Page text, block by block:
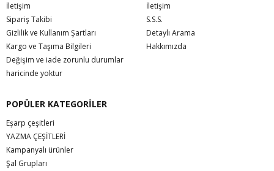
İletişim
Sipariş Takibi
Gizlilik ve Kullanım Şartları
Kargo ve Taşıma Bilgileri
Değişim ve iade zorunlu durumlar
haricinde yoktur
İletişim
S.S.S.
Detaylı Arama
Hakkımızda
POPÜLER KATEGORİLER
Eşarp çeşitleri
YAZMA ÇEŞİTLERİ
Kampanyalı ürünler
Şal Grupları